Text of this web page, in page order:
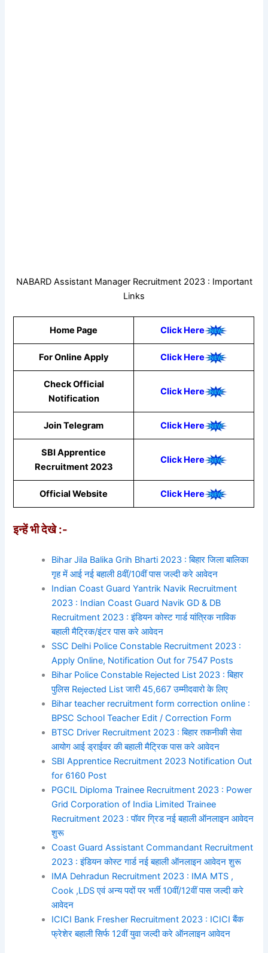
NABARD Assistant Manager Recruitment 2023 : Important
Links
Home Page Click Here
For Online Apply Click Here
Check Official
Notification
Click Here
Join Telegram Click Here
SBI Apprentice
Recruitment 2023
Click Here
Official Website Click Here
इन्हें भी देखे :-
Bihar Jila Balika Grih Bharti 2023 : बिहार जिला बालिका
गृह में आई नई बहाली 8वीं/10वीं पास जल्दी करे आवेदन
Indian Coast Guard Yantrik Navik Recruitment
2023 : Indian Coast Guard Navik GD & DB
Recruitment 2023 : इंडियन कोस्ट गार्ड यांत्रिक नाविक
बहाली मैट्रिक/इंटर पास करे आवेदन
SSC Delhi Police Constable Recruitment 2023 :
Apply Online, Notification Out for 7547 Posts
Bihar Police Constable Rejected List 2023 : बिहार
पुलिस Rejected List जारी 45,667 उम्मीदवारो के लिए
Bihar teacher recruitment form correction online :
BPSC School Teacher Edit / Correction Form
BTSC Driver Recruitment 2023 : बिहार तकनीकी सेवा
आयोग आई ड्राईवर की बहाली मैट्रिक पास करे आवेदन
SBI Apprentice Recruitment 2023 Notification Out
for 6160 Post
PGCIL Diploma Trainee Recruitment 2023 : Power
Grid Corporation of India Limited Trainee
Recruitment 2023 : पॉवर ग्रिड नई बहाली ऑनलाइन आवेदन
शुरू
Coast Guard Assistant Commandant Recruitment
2023 : इंडियन कोस्ट गार्ड नई बहाली ऑनलाइन आवेदन शुरू
IMA Dehradun Recruitment 2023 : IMA MTS ,
Cook ,LDS एवं अन्य पदों पर भर्ती 10वीं/12वीं पास जल्दी करे
आवेदन
ICICI Bank Fresher Recruitment 2023 : ICICI बैंक
फ्रेशेर बहाली सिर्फ 12वीं युवा जल्दी करे ऑनलाइन आवेदन